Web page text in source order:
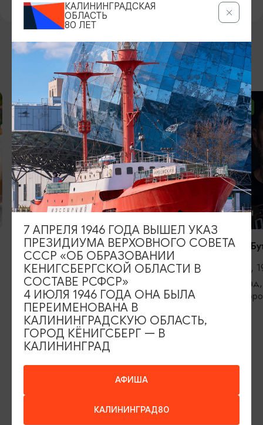
ВОЗМОЖНО ВАС ЗАИНТЕРЕСУЕТ
ОТ 2500₽
КОНЦЕРТЫ
RADIO TAPOK
04.09.2026, 20:00
Калининград, РК «Резиденция
королей»
ОТ 1000₽
КОНЦЕРТЫ
Константин
11.09.2026,
ИЩИТЕ ТАКЖЕ НА НАШЕМ САЙТЕ
Серебряное ожерелье
Электронная виза
Туры и экскурсии
Афиша мероприятий
КАЛИНИНГРАДСКАЯ
ОБЛАСТЬ
80 ЛЕТ
АФИША
КАЛИНИНГРАД80
7 АПРЕЛЯ 1946 ГОДА ВЫШЕЛ УКАЗ
ПРЕЗИДИУМА ВЕРХОВНОГО СОВЕТА
СССР «ОБ ОБРАЗОВАНИИ
КЕНИГСБЕРГСКОЙ ОБЛАСТИ В
СОСТАВЕ РСФСР»
4 ИЮЛЯ 1946 ГОДА ОНА БЫЛА
ПЕРЕИМЕНОВАНА В
КАЛИНИНГРАДСКУЮ ОБЛАСТЬ,
ГОРОД КЁНИГСБЕРГ — В
КАЛИНИНГРАД